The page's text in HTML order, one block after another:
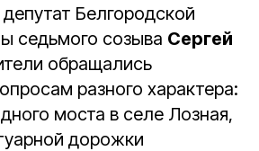
Белгородской
седьмого созыва Сергей
обращались
разного характера:
моста в селе Лозная,
дорожки